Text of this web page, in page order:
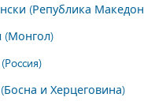
(Република
(Монгол)
и Херцеговина)